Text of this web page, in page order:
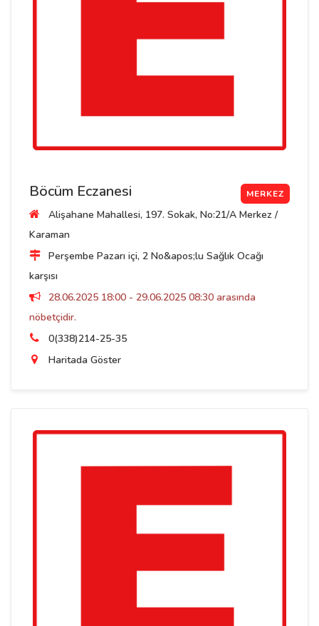
Böcüm Eczanesi MERKEZ
Alişahane Mahallesi, 197. Sokak, No:21/A Merkez /
Karaman
Perşembe Pazarı içi, 2 No&apos;lu Sağlık Ocağı
karşısı
28.06.2025 18:00 - 29.06.2025 08:30 arasında
nöbetçidir.
0(338)214-25-35
Haritada Göster